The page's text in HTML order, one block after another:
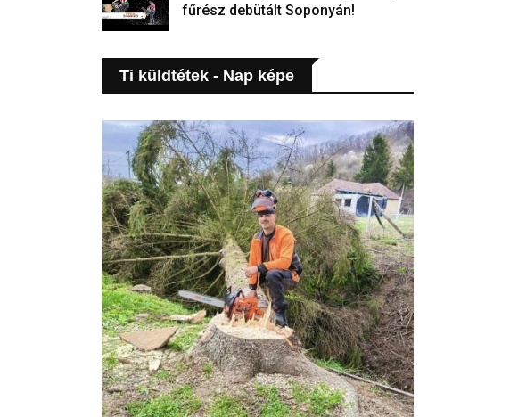
fűrész debütált Soponyán!
Ti küldtétek - Nap képe